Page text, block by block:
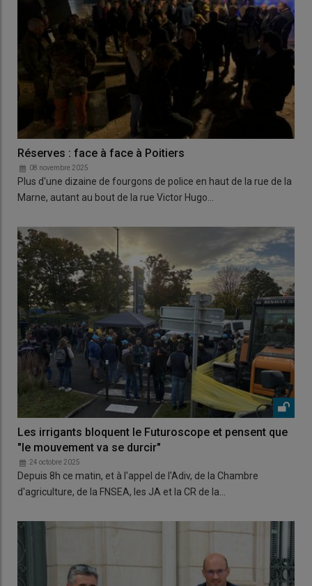
Réserves : face à face à Poitiers
08 novembre 2025
Plus d'une dizaine de fourgons de police en haut de la rue de la
Marne, autant au bout de la rue Victor Hugo…
Les irrigants bloquent le Futuroscope et pensent que
"le mouvement va se durcir"
24 octobre 2025
Depuis 8h ce matin, et à l'appel de l'Adiv, de la Chambre
d'agriculture, de la FNSEA, les JA et la CR de la…